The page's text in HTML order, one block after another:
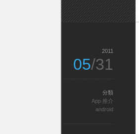
2011
05/31
分類
App 推介
android